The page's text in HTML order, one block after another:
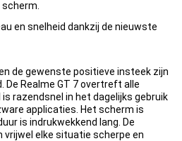
en snelheid dankzij de nieuwste
de gewenste positieve insteek zijn
De Realme GT 7 overtreft alle
razendsnel in het dagelijks gebruik
applicaties. Het scherm is
is indrukwekkend lang. De
elke situatie scherpe en